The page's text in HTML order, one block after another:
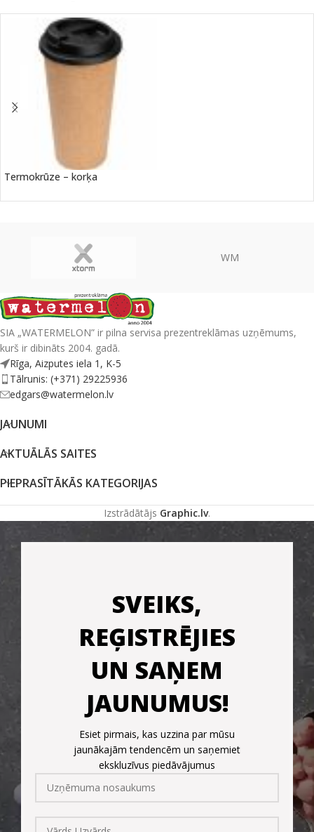
Termokrūze – korķa
WM
SIA „WATERMELON” ir pilna servisa prezentreklāmas uzņēmums,
kurš ir dibināts 2004. gadā.
Rīga, Aizputes iela 1, K-5
Tālrunis: (+371) 29225936
edgars@watermelon.lv
JAUNUMI
AKTUĀLĀS SAITES
PIEPRASĪTĀKĀS KATEGORIJAS
Izstrādātājs Graphic.lv.
SVEIKS,
REĢISTRĒJIES
UN SAŅEM
JAUNUMUS!
Esiet pirmais, kas uzzina par mūsu
jaunākajām tendencēm un saņemiet
ekskluzīvus piedāvājumus